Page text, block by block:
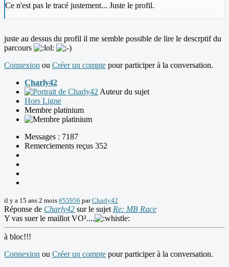
Ce n'est pas le tracé justement... Juste le profil.
juste au dessus du profil il me semble possible de lire le descrptif du
parcours
Connexion ou Créer un compte pour participer à la conversation.
Charly42
Auteur du sujet
Hors Ligne
Membre platinium
Messages : 7187
Remerciements reçus 352
il y a 15 ans 2 mois #55956 parCharly42
Réponse de Charly42 sur le sujet Re: MB Race
Y vas suer le maillot VO²....
à bloc!!!
Connexion ou Créer un compte pour participer à la conversation.